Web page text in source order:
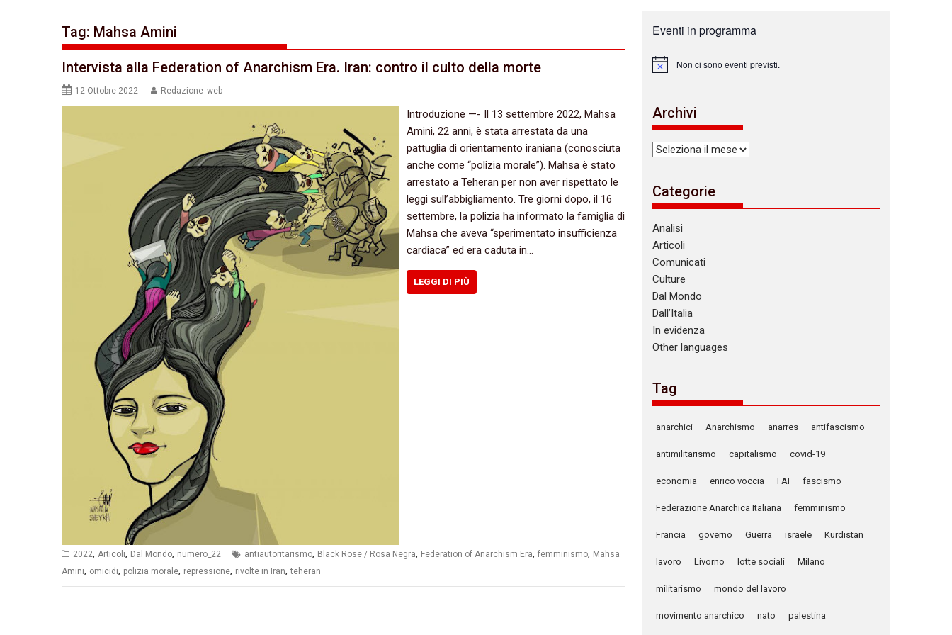
Tag: Mahsa Amini
Intervista alla Federation of Anarchism Era. Iran: contro il culto della morte
12 Ottobre 2022 Redazione_web
Introduzione —- Il 13 settembre 2022, Mahsa
Amini, 22 anni, è stata arrestata da una
pattuglia di orientamento iraniana (conosciuta
anche come “polizia morale”). Mahsa è stato
arrestato a Teheran per non aver rispettato le
leggi sull’abbigliamento. Tre giorni dopo, il 16
settembre, la polizia ha informato la famiglia di
Mahsa che aveva “sperimentato insufficienza
cardiaca” ed era caduta in…
LEGGI DI PIÙ
2022, Articoli, Dal Mondo, numero_22 antiautoritarismo, Black Rose / Rosa Negra, Federation of Anarchism Era, femminismo, Mahsa
Amini, omicidi, polizia morale, repressione, rivolte in Iran,teheran
Eventi in programma
N
c
e
Non ci sono eventi previsti.
Archivi
Archivi
Categorie
Analisi
Articoli
Comunicati
Culture
Dal Mondo
Dall’Italia
In evidenza
Other languages
Tag
anarchici Anarchismo anarres antifascismo
antimilitarismo capitalismo covid-19
economia enrico voccia FAI fascismo
Federazione Anarchica Italiana femminismo
Francia governo Guerra israele Kurdistan
lavoro Livorno lotte sociali Milano
militarismo mondo del lavoro
movimento anarchico nato palestina